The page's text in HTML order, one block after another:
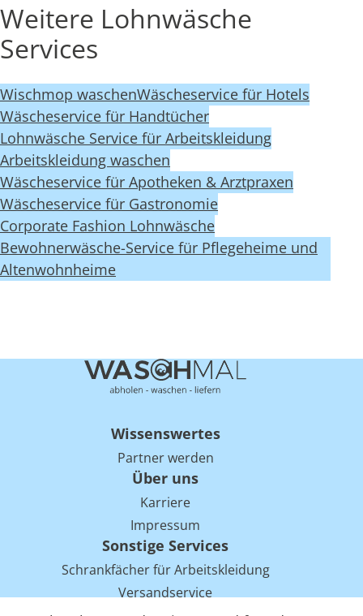
Weitere Lohnwäsche
Services
Wischmop waschenWäscheservice für Hotels
Wäscheservice für Handtücher
Lohnwäsche Service für Arbeitskleidung
Arbeitskleidung waschen
Wäscheservice für Apotheken & Arztpraxen
Wäscheservice für Gastronomie
Corporate Fashion Lohnwäsche
Bewohnerwäsche-Service für Pflegeheime und
Altenwohnheime
Wissenswertes
Partner werden
Über uns
Karriere
Impressum
Sonstige Services
Schrankfächer für Arbeitskleidung
Versandservice